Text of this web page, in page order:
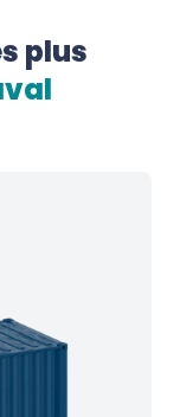
plus